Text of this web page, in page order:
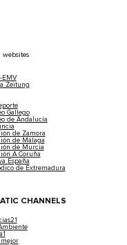
websites
EMV
Zeitung
Gallego
de Andalucía
de Zamora
de Málaga
de Murcia
A Coruña
España
de Extremadura
CHANNELS